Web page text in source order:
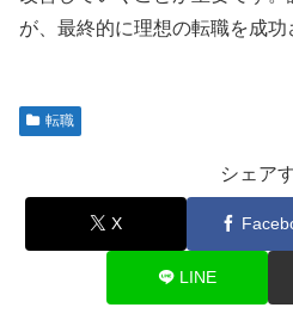
が、最終的に理想の転職を成功
転職
シェア
X
LINE